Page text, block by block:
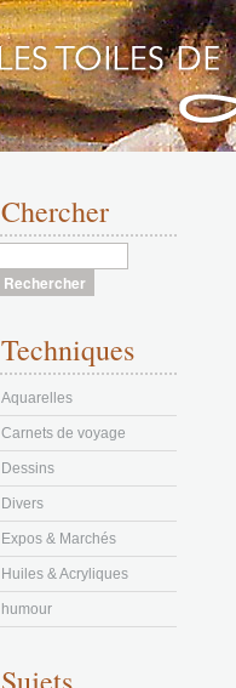
Aller
contenu
Chercher
Techniques
Aquarelles
Carnets de voyage
Dessins
Divers
Expos & Marchés
Huiles & Acryliques
humour